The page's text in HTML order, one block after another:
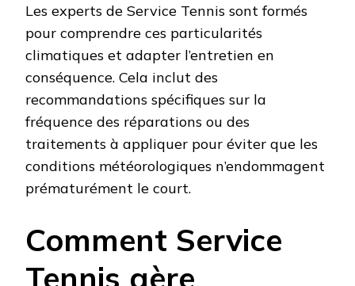
Les experts de Service Tennis sont formés
pour comprendre ces particularités
climatiques et adapter l’entretien en
conséquence. Cela inclut des
recommandations spécifiques sur la
fréquence des réparations ou des
traitements à appliquer pour éviter que les
conditions météorologiques n’endommagent
prématurément le court.
Comment Service
Tennis gère